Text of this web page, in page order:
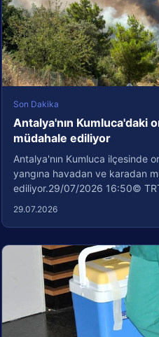
Son Dakika
Antalya'nın Kumluca'daki
müdahale ediliyor
Antalya'nın Kumluca ilçesinde
yangına havadan ve karadan
ediliyor.29/07/2026 16:50©
29.07.2026